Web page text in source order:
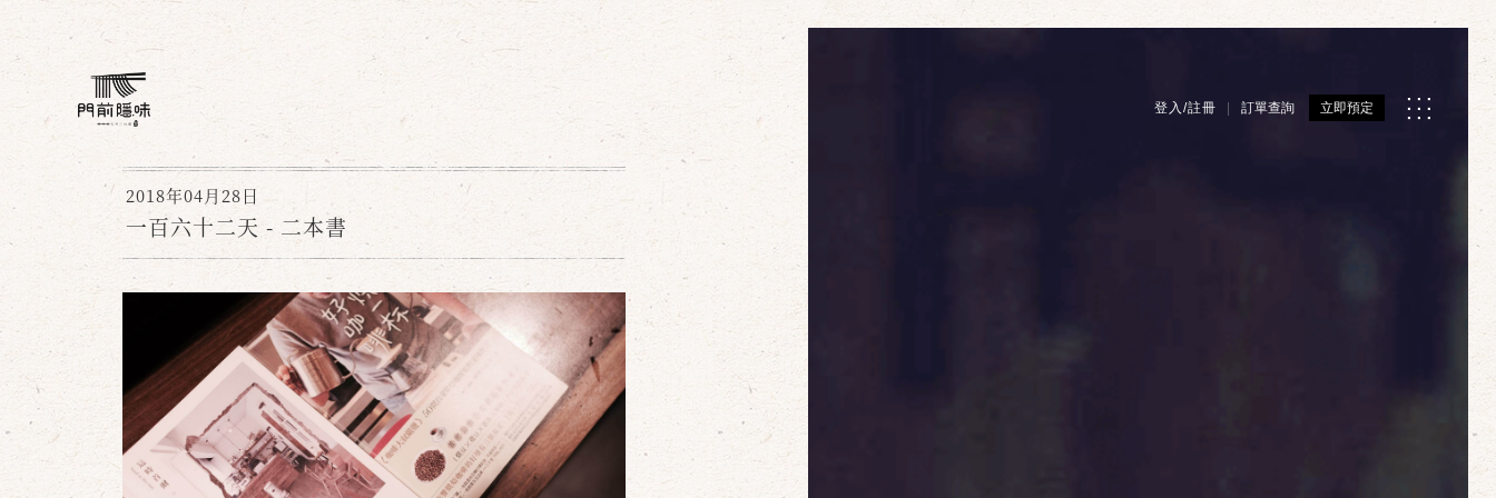
登入/註冊 訂單查詢 立即預定
2018年04月28日
一百六十二天 - 二本書